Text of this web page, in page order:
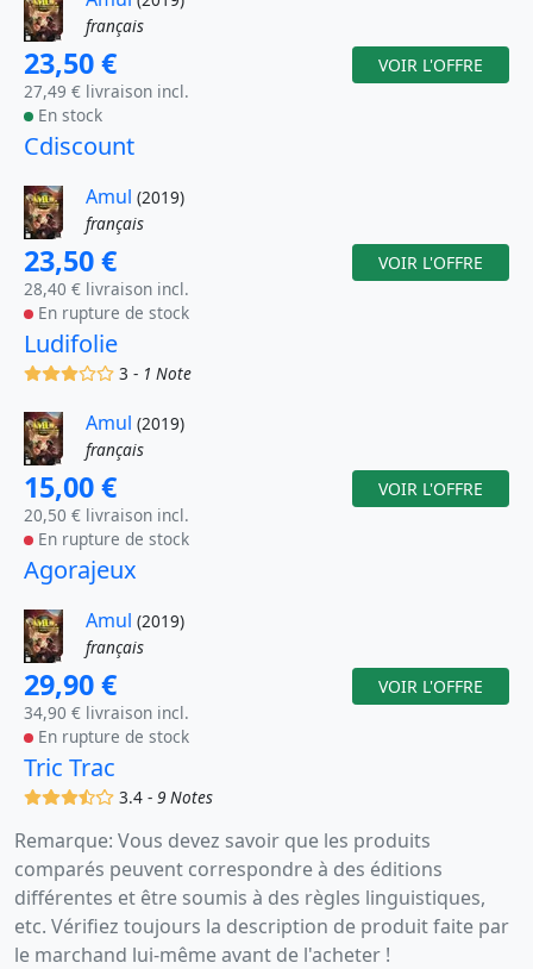
français
23,50 €
27,49 € livraison incl.
En stock
VOIR L'OFFRE
Cdiscount
Amul (2019)
français
23,50 €
28,40 € livraison incl.
En rupture de stock
VOIR L'OFFRE
Ludifolie
(x)(x)(x)() ()3 - 1 Note
Amul (2019)
français
15,00 €
20,50 € livraison incl.
En rupture de stock
VOIR L'OFFRE
Agorajeux
Amul (2019)
français
29,90 €
34,90 € livraison incl.
En rupture de stock
VOIR L'OFFRE
Tric Trac
(x)(x)(x)(,)()
3.4 - 9 Notes
Remarque: Vous devez savoir que les produits
comparés peuvent correspondre à des éditions
différentes et être soumis à des règles linguistiques,
etc. Vérifiez toujours la description de produit faite par
le marchand lui-même avant de l'acheter !